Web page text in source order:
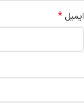
ایمیل *